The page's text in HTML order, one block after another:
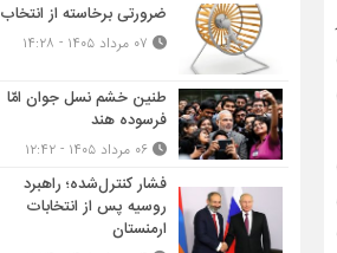
ضرورتی برخاسته از انتخاب
طنین خشم نسل جوان امّا
فرسوده هند
فشار کنترل‌شده؛ راهبرد
روسیه پس از انتخابات
ارمنستان